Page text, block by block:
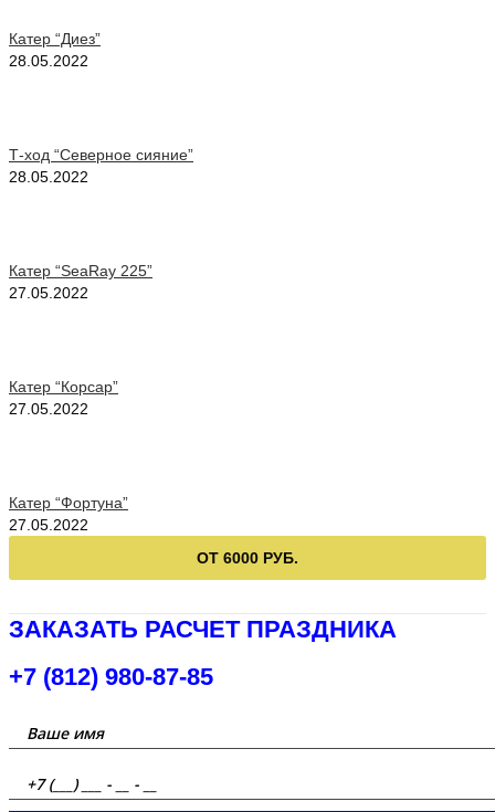
Катер “Диез”
28.05.2022
Т-ход “Северное сияние”
28.05.2022
Катер “SeaRay 225”
27.05.2022
Катер “Корсар”
27.05.2022
Катер “Фортуна”
27.05.2022
ОТ 6000 РУБ.
ЗАКАЗАТЬ РАСЧЕТ ПРАЗДНИКА
+7 (812) 980-87-85